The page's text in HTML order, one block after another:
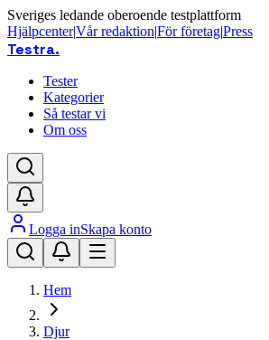
Sveriges ledande oberoende testplattform
Hjälpcenter|Vår redaktion|För företag|Press
Testra.
Tester
Kategorier
Så testar vi
Om oss
Logga inSkapa konto
Hem
Djur